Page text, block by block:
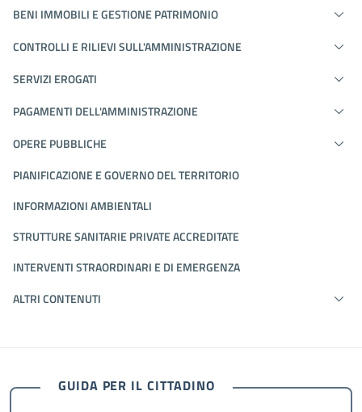
BENI IMMOBILI E GESTIONE PATRIMONIO
CONTROLLI E RILIEVI SULL'AMMINISTRAZIONE
SERVIZI EROGATI
PAGAMENTI DELL'AMMINISTRAZIONE
OPERE PUBBLICHE
PIANIFICAZIONE E GOVERNO DEL TERRITORIO
INFORMAZIONI AMBIENTALI
STRUTTURE SANITARIE PRIVATE ACCREDITATE
INTERVENTI STRAORDINARI E DI EMERGENZA
ALTRI CONTENUTI
GUIDA PER IL CITTADINO